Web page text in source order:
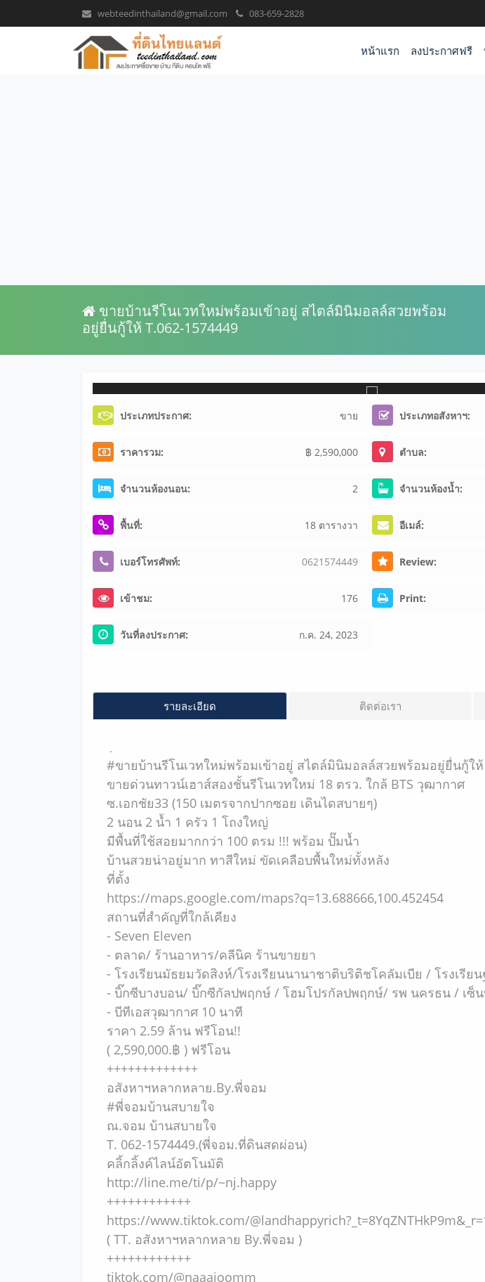
webteedinthailand@gmail.com 083-659-2828
หน้าแรก ลงประกาศฟรี
ขายบ้านรีโนเวทใหม่พร้อมเข้าอยู่ สไตล์มินิมอลล์สวยพร้อม
อยู่ยื่นกู้ให้ T.062-1574449
ประเภทประกาศ: ขาย ประเภทอสังหาฯ:
ราคารวม: ฿ 2,590,000 ตำบล:
จำนวนห้องนอน: 2 จำนวนห้องน้ำ:
พื้นที่: 18 ตารางวา อีเมล์:
เบอร์โทรศัพท์: 0621 574449 Review:
เข้าชม: 176 Print:
วันที่ลงประกาศ: ก.ค. 24, 2023
รายละเอียด ติดต่อเรา
.
#ขายบ้านรีโนเวทใหม่พร้อมเข้าอยู่ สไตล์มินิมอลล์สวยพร้อมอยู่ยื่นกู้ให้
ขายด่วนทาวน์เฮาส์สองชั้นรีโนเวทใหม่ 18 ตรว. ใกล้ BTS วุฒากาศ
ซ.เอกชัย33 (150 เมตรจากปากซอย เดินไดสบายๆ)
2 นอน 2 น้ำ 1 ครัว 1 โถงใหญ่
มีพื้นที่ใช้สอยมากกว่า 100 ตรม !!! พร้อม ปั๊มน้ำ
บ้านสวยน่าอยู่มาก ทาสีใหม่ ขัดเคลือบพื้นใหม่ทั้งหลัง
ที่ตั้ง
https://maps.google.com/maps?q=13.688666,100.452454
สถานที่สำคัญที่ใกล้เคียง
- Seven Eleven
- ตลาด/ ร้านอาหาร/คลีนิค ร้านขายยา
- โรงเรียนมัธยมวัดสิงห์/โรงเรียนนานาชาติบริติชโคลัมเบีย / โรงเรีย
- บิ๊กซีบางบอน/ บิ๊กซีกัลปพฤกษ์ / โฮมโปรกัลปพฤกษ์/ รพ นครธน / เซ็
- บีทีเอสวุฒากาศ 10 นาที
ราคา 2.59 ล้าน ฟรีโอน!!
( 2,590,000.฿ ) ฟรีโอน
+++++++++++++
อสังหาฯหลากหลาย.By.พี่จอม
#พี่จอมบ้านสบายใจ
ณ.จอม บ้านสบายใจ
T. 062-1574449.(พี่จอม.ที่ดินสดผ่อน)
คลิ้กลิ้งค์ไลน์อัตโนมัติ
http://line.me/ti/p/~nj.happy
++++++++++++
https://www.tiktok.com/
( TT. อสังหาฯหลากหลาย By.พี่จอม )
++++++++++++
tiktok.com/@naaajoomm